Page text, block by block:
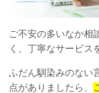
ご不安の多いなか相
く、丁寧なサービス
ふだん馴染みのない
点がありましたら、